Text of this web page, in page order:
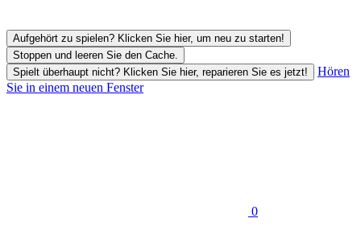
Aufgehört zu spielen? Klicken Sie hier, um neu zu starten!
Stoppen und leeren Sie den Cache.
Spielt überhaupt nicht? Klicken Sie hier, reparieren Sie es jetzt!
Hören
Sie in einem neuen Fenster
0